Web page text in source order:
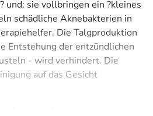
und: sie vollbringen ein ?kleines
schädliche Aknebakterien in
Die Talgproduktion
Entstehung der entzündlichen
- wird verhindert. Die
auf das Gesicht